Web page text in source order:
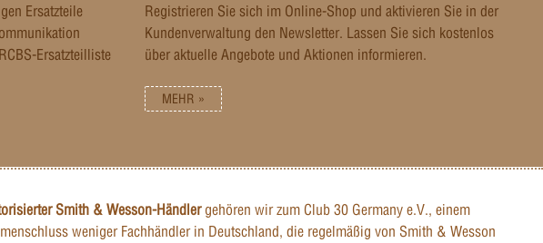
Ersatzteile
Ersatzteilliste
Registrieren Sie sich im Online-Shop und aktivieren Sie in der
Kundenverwaltung den Newsletter. Lassen Sie sich kostenlos
über aktuelle Angebote und Aktionen informieren.
MEHR »
Smith & Wesson-Händlergehören wir zum Club 30 Germany e.V., einem
weniger Fachhändler in Deutschland, die regelmäßig von Smith & Wesson